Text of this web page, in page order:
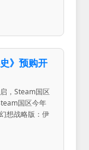
》预购开
，Steam国区
国区今年
想战略版：伊